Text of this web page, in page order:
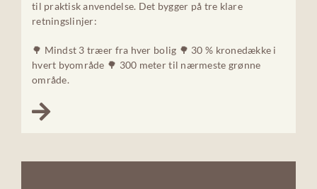
til praktisk anvendelse. Det bygger på tre klare
retningslinjer:
🌳 Mindst 3 træer fra hver bolig 🌳 30 % kronedække i
hvert byområde 🌳 300 meter til nærmeste grønne
område.